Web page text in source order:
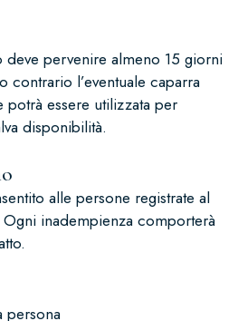
deve pervenire almeno 15 giorni
contrario l’eventuale caparra
potrà essere utilizzata per
disponibilità.
alle persone registrate al
inadempienza comporterà
persona